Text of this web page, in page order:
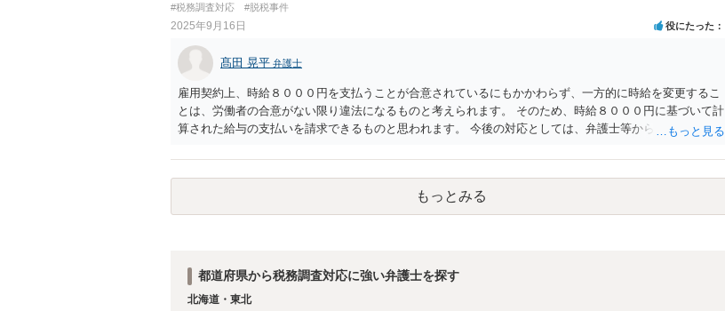
#税務調査対応 #脱税事件
2025年9月16日 役にたった
髙田 晃平 弁護士
雇用契約上、時給８０００円を支払うことが合意されているにもかかわらず、一方的に時給を変更するこ
とは、労働者の合意がない限り違法になるものと考えられます。 そのため、時給８０００円に基づいて計
算された給与の支払いを請求できるものと思われます。 今後の対応としては、弁護士等から給料を支払う
相談いただくのがよいと存じます。
もっとみる
都道府県から税務調査対応に強い弁護士を探す
北海道・東北